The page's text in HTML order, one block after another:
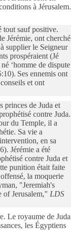
à Jérusalem.
tout sauf positive.
Jérémie, ont cherché
supplier le Seigneur
prospéraient (Jé
‘homme de dispute
Ses ennemis ont
et ont
princes de Juda et
contre Juda.
du Temple, il a
Sa vie a
en sa
Jérémie a été
contre Juda et
punition était faite
la moquerie
"Jeremiah's
of Jerusalem," LDS
Le royaume de Juda
les Égyptiens